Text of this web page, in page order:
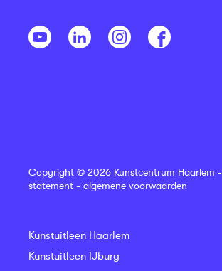
Copyright © 2026 Kunstcentrum Haarlem -
statement - algemene voorwaarden
Kunstuitleen Haarlem
Kunstuitleen IJburg